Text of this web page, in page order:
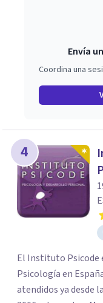
Envía
Coordina una
4
El Instituto Psicode
Psicología en
atendidos ya desde